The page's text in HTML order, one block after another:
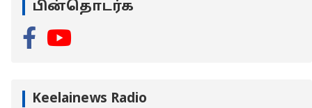
பின்தொடர்க
Keelainews Radio